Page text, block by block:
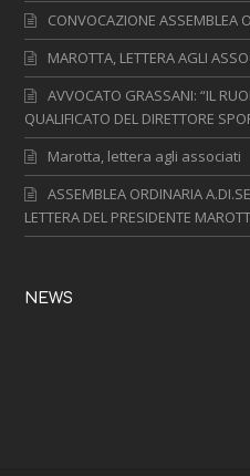
CONVOCAZIONE ASSEMBLEA
MAROTTA, LETTERA AGLI
AVVOCATO GRASSANI: “IL
QUALIFICATO DEL DIRETTORE
Marotta, lettera agli associati
ASSEMBLEA ORDINARIA
LETTERA DEL PRESIDENTE
NEWS